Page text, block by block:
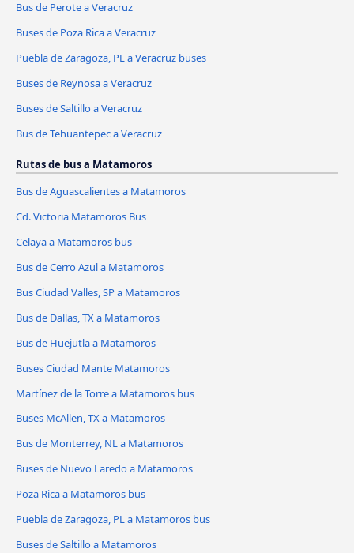
Bus de Perote a Veracruz
Buses de Poza Rica a Veracruz
Puebla de Zaragoza, PL a Veracruz buses
Buses de Reynosa a Veracruz
Buses de Saltillo a Veracruz
Bus de Tehuantepec a Veracruz
Rutas de bus a Matamoros
Bus de Aguascalientes a Matamoros
Cd. Victoria Matamoros Bus
Celaya a Matamoros bus
Bus de Cerro Azul a Matamoros
Bus Ciudad Valles, SP a Matamoros
Bus de Dallas, TX a Matamoros
Bus de Huejutla a Matamoros
Buses Ciudad Mante Matamoros
Martínez de la Torre a Matamoros bus
Buses McAllen, TX a Matamoros
Bus de Monterrey, NL a Matamoros
Buses de Nuevo Laredo a Matamoros
Poza Rica a Matamoros bus
Puebla de Zaragoza, PL a Matamoros bus
Buses de Saltillo a Matamoros